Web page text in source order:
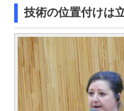
技術の位置付けは